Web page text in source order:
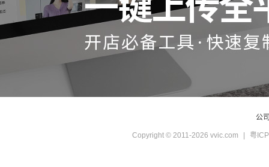
公
Copyright © 2011-2026 vvic.com 粤